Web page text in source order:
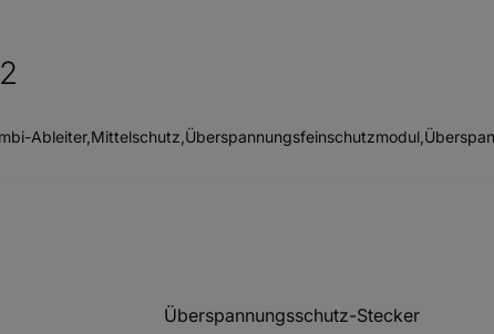
Überspannungsschutz-Stecker